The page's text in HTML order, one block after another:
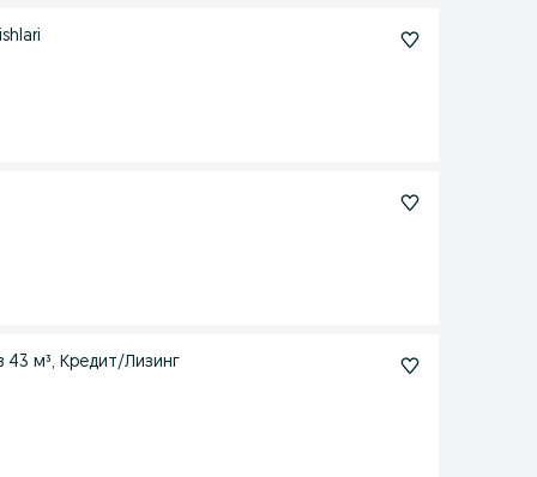
43 м³, Кредит/Лизинг